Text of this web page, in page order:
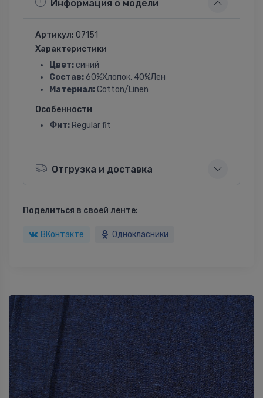
Информация о модели
Артикул: 07151
Характеристики
Цвет: синий
Состав: 60%Хлопок, 40%Лен
Материал: Cotton/Linen
Особенности
Фит: Regular fit
Отгрузка и доставка
Поделиться в своей ленте:
ВКонтакте Однокласники